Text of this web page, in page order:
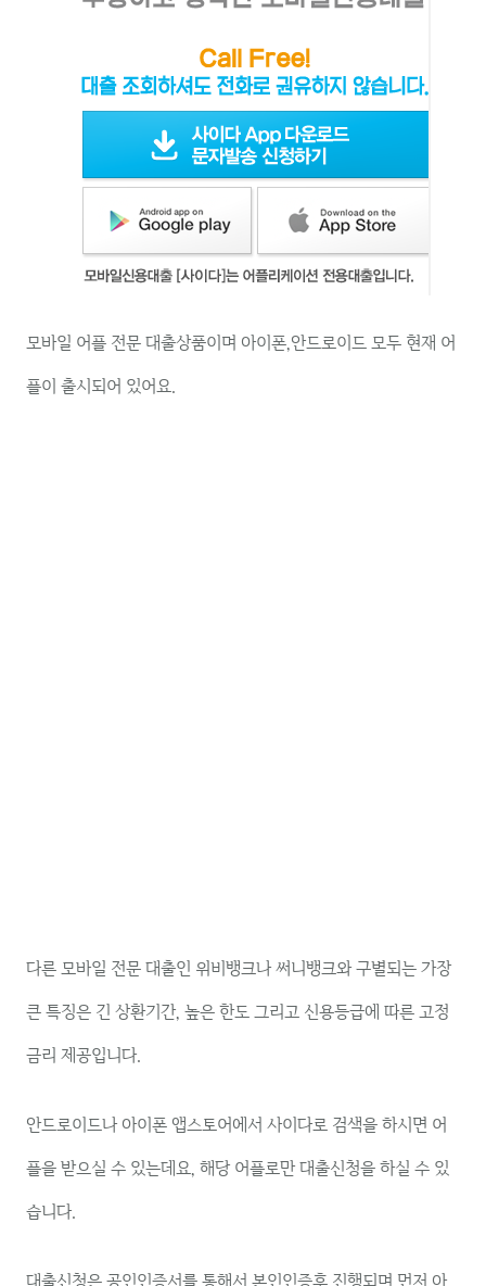
모바일 어플 전문 대출상품이며 아이폰,안드로이드 모두 현재 어
플이 출시되어 있어요.
다른 모바일 전문 대출인 위비뱅크나 써니뱅크와 구별되는 가장
큰 특징은 긴 상환기간, 높은 한도 그리고 신용등급에 따른 고정
금리 제공입니다.
안드로이드나 아이폰 앱스토어에서 사이다로 검색을 하시면 어
플을 받으실 수 있는데요, 해당 어플로만 대출신청을 하실 수 있
습니다.
대출신청은 공인인증서를 통해서 본인인증후 진행되며 먼저 아